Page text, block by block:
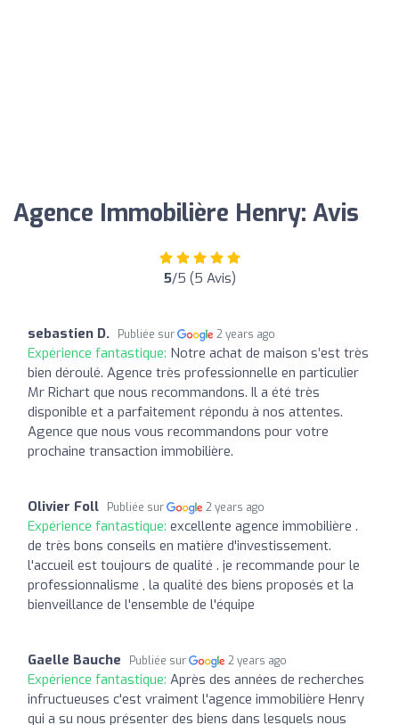
Agence Immobilière Henry: Avis
5/5 (5 Avis)
sebastien D. Publiée sur 2 years ago
Expérience fantastique: Notre achat de maison s’est très
bien déroulé. Agence très professionnelle en particulier
Mr Richart que nous recommandons. Il a été très
disponible et a parfaitement répondu à nos attentes.
Agence que nous vous recommandons pour votre
prochaine transaction immobilière.
Olivier Foll Publiée sur 2 years ago
Expérience fantastique: excellente agence immobilière .
de très bons conseils en matière d'investissement.
l'accueil est toujours de qualité . je recommande pour le
professionnalisme , la qualité des biens proposés et la
bienveillance de l'ensemble de l'équipe
Gaelle Bauche Publiée sur 2 years ago
Expérience fantastique: Après des années de recherches
infructueuses c'est vraiment l'agence immobilière Henry
qui a su nous présenter des biens dans lesquels nous